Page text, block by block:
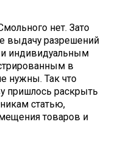
нет. Зато
выдачу разрешений
индивидуальным
в
нужны. Так что
пришлось раскрыть
статью,
товаров и